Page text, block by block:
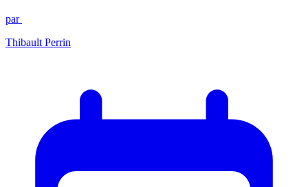
par
Thibault Perrin